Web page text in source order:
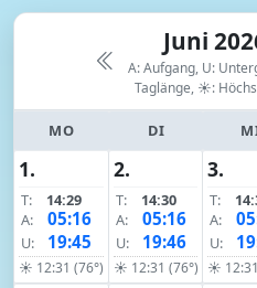
Juni
A: Aufgang, U:
Taglänge, ☀:
MO DI
1.
T:
14:29
A:
05:16
U: 19:45
☀ 12:31 (76°)
2.
T:
14:30
A:
05:16
U: 19:46
☀ 12:31 (76°)
3.
T:
A:
U:
☀